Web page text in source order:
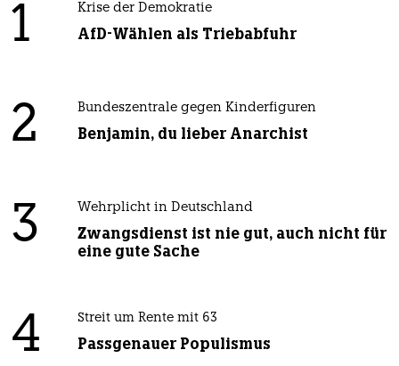
1 Krise der Demokratie
AfD-Wählen als Triebabfuhr
2 Bundeszentrale gegen Kinderfiguren
Benjamin, du lieber Anarchist
3 Wehrplicht in Deutschland
Zwangsdienst ist nie gut, auch nicht für
eine gute Sache
4 Streit um Rente mit 63
Passgenauer Populismus